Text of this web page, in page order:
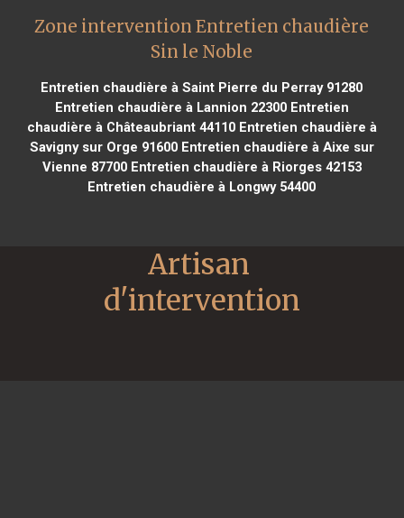
Zone intervention Entretien chaudière
Sin le Noble
Entretien chaudière à Saint Pierre du Perray 91280
Entretien chaudière à Lannion 22300Entretien
chaudière à Châteaubriant 44110Entretien chaudière à
Savigny sur Orge 91600Entretien chaudière à Aixe sur
Vienne 87700Entretien chaudière à Riorges 42153
Entretien chaudière à Longwy 54400
Artisan
d'intervention